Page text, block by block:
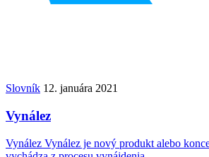
Slovník 12. januára 2021
Vynález
Vynález Vynález je nový produkt alebo